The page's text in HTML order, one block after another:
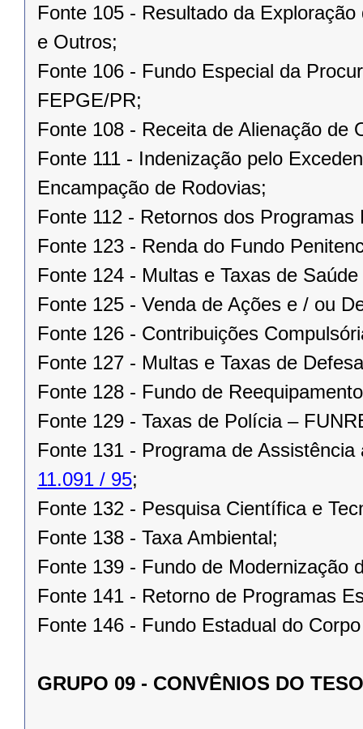
Fonte 105 - Resultado da
e Outros;
Fonte 106 - Fundo Especial da
FEPGE/PR;
Fonte 108 - Receita de Alienação de
Fonte 111 - Indenização pelo
Encampação de Rodovias;
Fonte 112 - Retornos dos
Fonte 123 - Renda do Fundo
Fonte 124 - Multas e Taxas de
Fonte 125 - Venda de Ações e / ou
Fonte 126 - Contribuições
Fonte 127 - Multas e Taxas de
Fonte 128 - Fundo de
Fonte 129 - Taxas de Polícia –
Fonte 131 - Programa de
11.091 / 95;
Fonte 132 - Pesquisa Científica e
Fonte 138 - Taxa Ambiental;
Fonte 139 - Fundo de Modernização
Fonte 141 - Retorno de Programas
Fonte 146 - Fundo Estadual do
GRUPO 09 - CONVÊNIOS DO